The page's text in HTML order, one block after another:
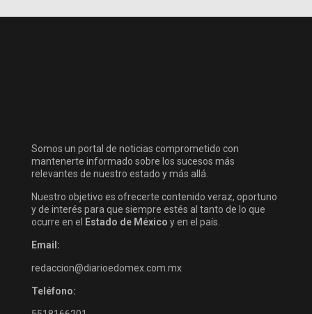
Somos un portal de noticias comprometido con
mantenerte informado sobre los sucesos más
relevantes de nuestro estado y más allá.
Nuestro objetivo es ofrecerte contenido veraz, oportuno
y de interés para que siempre estés al tanto de lo que
ocurre en el
Estado de México y en el país.
Email:
redaccion@diarioedomex.com.mx
Teléfono: